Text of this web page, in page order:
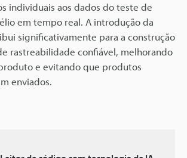
individuais aos dados do teste de
em tempo real. A introdução da
significativamente para a construção
rastreabilidade confiável, melhorando
e evitando que produtos
enviados.